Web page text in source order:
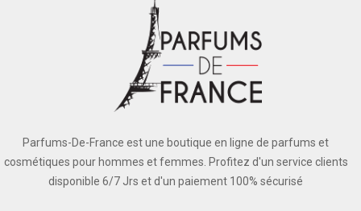
Parfums-De-France est une boutique en ligne de parfums et
cosmétiques pour hommes et femmes. Profitez d'un service clients
disponible 6/7 Jrs et d'un paiement 100% sécurisé